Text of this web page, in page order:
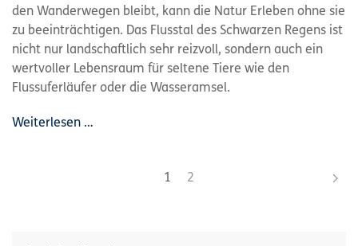
den Wanderwegen bleibt, kann die Natur Erleben ohne sie
zu beeinträchtigen. Das Flusstal des Schwarzen Regens ist
nicht nur landschaftlich sehr reizvoll, sondern auch ein
wertvoller Lebensraum für seltene Tiere wie den
Flussuferläufer oder die Wasseramsel.
Weiterlesen …
1 2